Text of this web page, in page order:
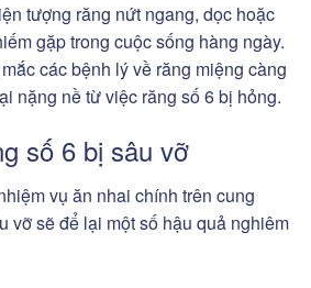
tượng răng nứt ngang, dọc hoặc
gặp trong cuộc sống hàng ngày.
các bệnh lý về răng miệng càng
nặng nề từ việc răng số 6 bị hỏng.
số 6 bị sâu vỡ
vụ ăn nhai chính trên cung
vỡ sẽ để lại một số hậu quả nghiêm